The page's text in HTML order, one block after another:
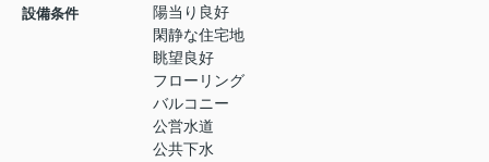
設備条件
陽当り良好
閑静な住宅地
眺望良好
フローリング
バルコニー
公営水道
公共下水